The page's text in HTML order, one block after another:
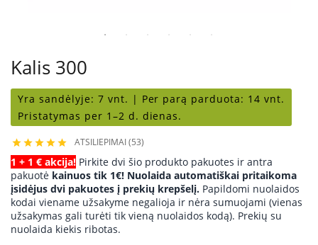
Kalis 300
Yra sandėlyje: 7 vnt. | Per parą parduota: 14 vnt.
Pristatymas per 1–2 d. dienas.
     ATSILIEPIMAI (53)
1 + 1 € akcija! Pirkite dvi šio produkto pakuotes ir antra
pakuotė kainuos tik 1€! Nuolaida automatiškai pritaikoma
įsidėjus dvi pakuotes į prekių krepšelį. Papildomi nuolaidos
kodai viename užsakyme negalioja ir nėra sumuojami (vienas
užsakymas gali turėti tik vieną nuolaidos kodą). Prekių su
nuolaida kiekis ribotas.